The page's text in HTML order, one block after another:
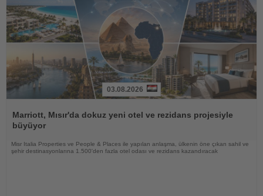
Oku
03.08.2026
Marriott, Mısır'da dokuz yeni otel ve rezidans projesiyle
büyüyor
Misr Italia Properties ve People & Places ile yapılan anlaşma, ülkenin öne çıkan sahil ve
şehir destinasyonlarına 1.500'den fazla otel odası ve rezidans kazandıracak